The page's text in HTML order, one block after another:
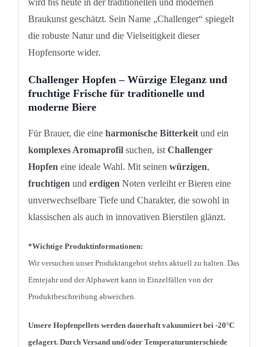
wird bis heute in der traditionellen und modernen
Braukunst geschätzt. Sein Name „Challenger“ spiegelt
die robuste Natur und die Vielseitigkeit dieser
Hopfensorte wider.
Challenger Hopfen – Würzige Eleganz und
fruchtige Frische für traditionelle und
moderne Biere
Für Brauer, die eine harmonische Bitterkeitund ein
komplexes Aromaprofilsuchen, ist Challenger
Hopfen eine ideale Wahl. Mit seinen würzigen,
fruchtigen und erdigen Noten verleiht er Bieren eine
unverwechselbare Tiefe und Charakter, die sowohl in
klassischen als auch in innovativen Bierstilen glänzt.
*Wichtige Produktinformationen:
Wir versuchen unser Produktangebot stehts aktuell zu halten. Das
Erntejahr und der Alphawert kann in Einzelfällen von der
Produktbeschreibung abweichen.
Unsere Hopfenpellets werden dauerhaft vakuumiert bei -20°C
gelagert. Durch Versand und/oder Temperaturunterschiede